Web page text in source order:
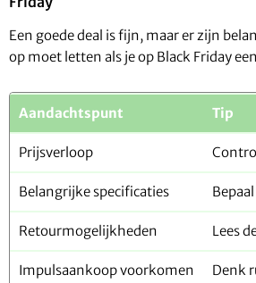
Een goede deal is fijn, maar er zijn
op moet letten als je op Black Friday
Aandachtspunt Tip
Prijsverloop
Belangrijke specificaties
Retourmogelijkheden Lees
Impulsaankoop voorkomen Denk